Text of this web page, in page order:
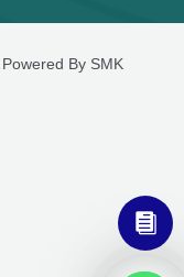
By SMK